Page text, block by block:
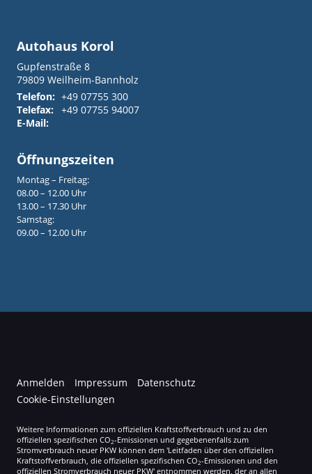
Autohaus Korol
Gupfenstraße 8
79809 Weilheim-Bannholz
Telefon: +49 07755 300
Telefax: +49 07755 94007
E-Mail:
Öffnungszeiten
Montag – Freitag:
08.00 – 12.00 Uhr
13.00 – 17.30 Uhr
Samstag:
09.00 – 12.00 Uhr
Anmelden Impressum
Datenschutz
Cookie-Einstellungen
Weitere Informationen zum offiziellen Kraftstoffverbrauch und zu den
offiziellen spezifischen CO2-Emissionen und gegebenenfalls zum
Stromverbrauch neuer PKW können dem 'Leitfaden über den offiziellen
Kraftstoffverbrauch, die offiziellen spezifischen CO2-Emissionen und den
offiziellen Stromverbrauch neuer PKW' entnommen werden, der an allen